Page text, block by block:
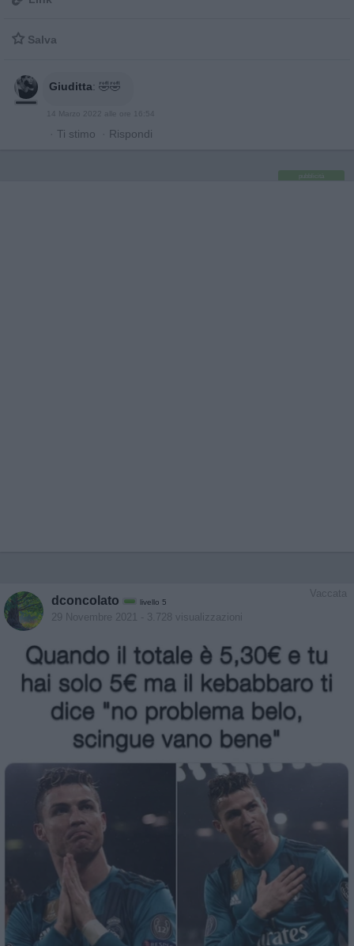
 Salva
Giuditta: 🤣🤣
14 Marzo 2022 alle ore 16:54
· Ti stimo · Rispondi
pubblicità
Vaccata
dconcolato livello 5
29 Novembre 2021 - 3.728 visualizzazioni